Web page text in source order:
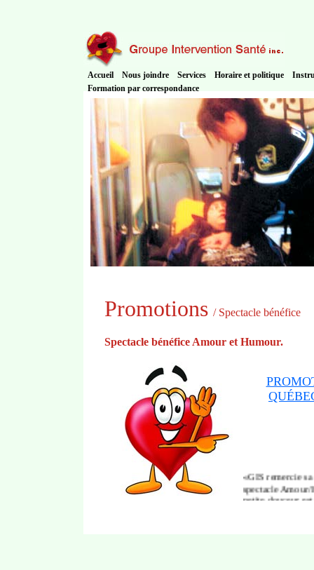
Accueil Nous joindre Services Horaire et politique
Formation par correspondance
Promotions / Spectacle bénéfice
Spectacle bénéfice Amour et Humour.
«GIS remercie
spectacle Amour/
petite douceur